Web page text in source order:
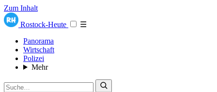
Zum Inhalt
Rostock-Heute
☰
Panorama
Wirtschaft
Polizei
Mehr